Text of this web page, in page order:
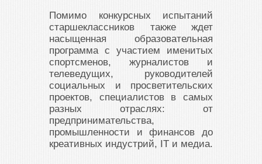
Помимо конкурсных испытаний
старшеклассников также ждет
насыщенная образовательная
программа с участием именитых
спортсменов, журналистов и
телеведущих, руководителей
социальных и просветительских
проектов, специалистов в самых
разных отраслях: от
предпринимательства,
промышленности и финансов до
креативных индустрий, IT и медиа.